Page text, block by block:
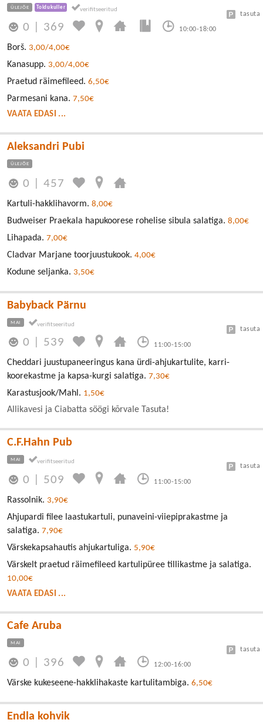
ÜLEJÕE Toidukuller
0 369 10:00-18:00
tasuta
Borš. 3,00/4,00€
Kanasupp. 3,00/4,00€
Praetud räimefileed. 6,50€
Parmesani kana. 7,50€
VAATA EDASI ...
Aleksandri Pubi
ÜLEJÕE
0 |457
Kartuli-hakklihavorm. 8,00€
Budweiser Praekala hapukoorese rohelise sibula salatiga. 8,00€
Lihapada. 7,00€
Cladvar Marjane toorjuustukook. 4,00€
Kodune seljanka. 3,50€
Babyback Pärnu
MAI
0 539 11:00-15:00
tasuta
Cheddari juustupaneeringus kana ürdi-ahjukartulite, karri-
koorekastme ja kapsa-kurgi salatiga. 7,30€
Karastusjook/Mahl. 1,50€
Allikavesi ja Ciabatta söögi kõrvale Tasuta!
C.F.Hahn Pub
MAI
0 509 11:00-15:00
tasuta
Rassolnik. 3,90€
Ahjupardi filee laastukartuli, punaveini-viiepiprakastme ja
salatiga. 7,90€
Värskekapsahautis ahjukartuliga. 5,90€
Värskelt praetud räimefileed kartulipüree tillikastme ja salatiga.
10,00€
VAATA EDASI ...
Cafe Aruba
MAI
0 396 12:00-16:00
tasuta
Värske kukeseene-hakklihakaste kartulitambiga. 6,50€
Endla kohvik